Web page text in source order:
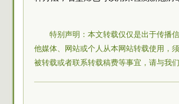
特别声明：本文转载仅仅是出于传播
他媒体、网站或个人从本网站转载使用，
被转载或者联系转载稿费等事宜，请与我们